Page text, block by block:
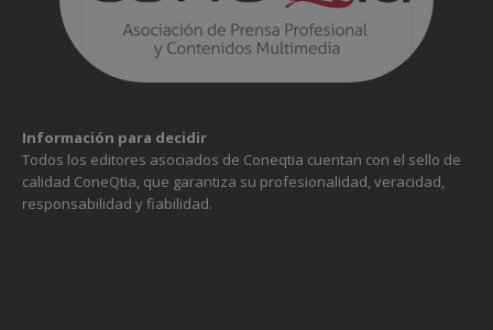
Información para decidir
Todos los editores asociados de Coneqtia cuentan con el sello de
calidad ConeQtia, que garantiza su profesionalidad, veracidad,
responsabilidad y fiabilidad.